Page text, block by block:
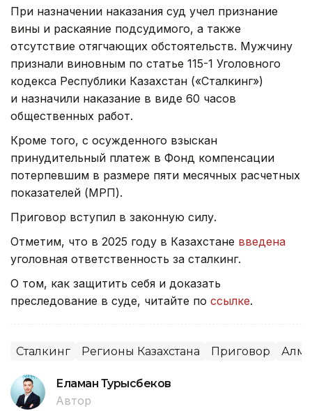
При назначении наказания суд учел признание
вины и раскаяние подсудимого, а также
отсутствие отягчающих обстоятельств. Мужчину
признали виновным по статье 115-1 Уголовного
кодекса Республики Казахстан («Сталкинг»)
и назначили наказание в виде 60 часов
общественных работ.
Кроме того, с осужденного взыскан
принудительный платеж в Фонд компенсации
потерпевшим в размере пяти месячных расчетных
показателей (МРП).
Приговор вступил в законную силу.
Отметим, что в 2025 году в Казахстане введена
уголовная ответственность за сталкинг.
О том, как защитить себя и доказать
преследование в суде, читайте по ссылке.
Сталкинг Регионы Казахстана Приговор
Еламан Турысбеков
Автор